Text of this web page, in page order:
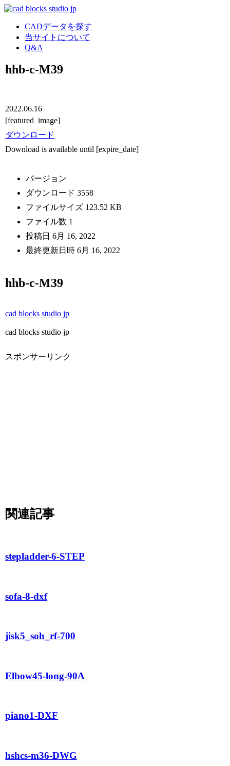
CADデータを探す
当サイトについて
Q&A
hhb-c-M39
2022.06.16
[featured_image]
ダウンロード
Download is available until [expire_date]
バージョン
ダウンロード3558
ファイルサイズ 123.52 KB
ファイル数 1
投稿日6月 16, 2022
最終更新日時6月 16, 2022
hhb-c-M39
cad blocks studio jp
cad blocks studio jp
スポンサーリンク
関連記事
stepladder-6-STEP
sofa-8-dxf
jisk5_soh_rf-700
Elbow45-long-90A
piano1-DXF
hshcs-m36-DWG